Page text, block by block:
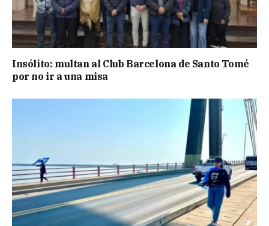
Insólito: multan al Club Barcelona de Santo Tomé
por no ir a una misa